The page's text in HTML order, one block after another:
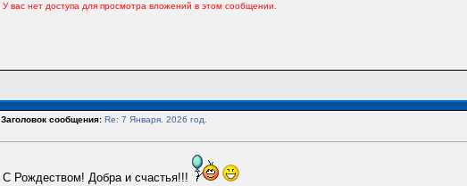
У вас нет доступа для просмотра вложений в этом сообщении.
Заголовок сообщения: Re: 7 Января. 2026 год.
С Рождеством! Добра и счастья!!!